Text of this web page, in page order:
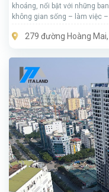
khoáng, nổi bật với những
không gian sống – làm việc
Feliz Homes được ví như một
279 đường Hoàng